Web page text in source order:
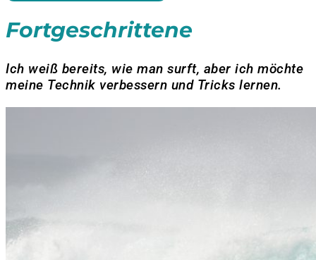
Fortgeschrittene
Ich weiß bereits, wie man surft, aber ich möchte
meine Technik verbessern und Tricks lernen.